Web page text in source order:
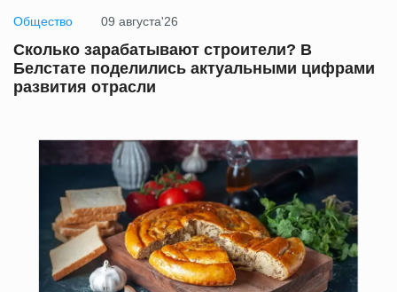
Общество 09 августа'26
Сколько зарабатывают строители? В
Белстате поделились актуальными цифрами
развития отрасли